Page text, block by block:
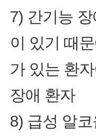
7) 간기능
이 있기 때
가 있는 환
장애 환자
8) 급성 알